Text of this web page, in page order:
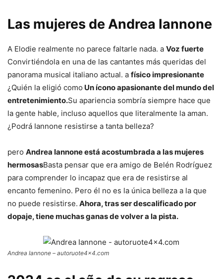
Las mujeres de Andrea Iannone
A Elodie realmente no parece faltarle nada. a Voz fuerte
Convirtiéndola en una de las cantantes más queridas del
panorama musical italiano actual. a físico impresionante
¿Quién la eligió como Un ícono apasionante del mundo del
entretenimiento.Su apariencia sombría siempre hace que
la gente hable, incluso aquellos que literalmente la aman.
¿Podrá Iannone resistirse a tanta belleza?
pero Andrea Iannone está acostumbrada a las mujeres
hermosasBasta pensar que era amigo de Belén Rodríguez
para comprender lo incapaz que era de resistirse al
encanto femenino. Pero él no es la única belleza a la que
no puede resistirse. Ahora, tras ser descalificado por
dopaje, tiene muchas ganas de volver a la pista.
Andrea Iannone – autoruote4x4.com